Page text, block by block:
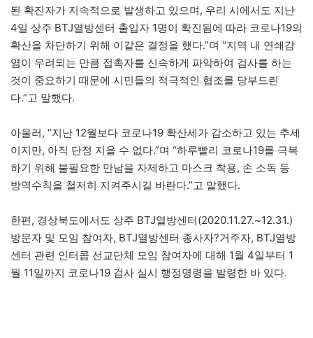
된 확진자가 지속적으로 발생하고 있으며, 우리 시에서도 지난
4일 상주 BTJ열방센터 출입자 1명이 확진됨에 따라 코로나19의
확산을 차단하기 위해 이같은 결정을 했다.”며 “지역 내 연쇄감
염이 우려되는 만큼 접촉자를 신속하게 파악하여 검사를 하는
것이 중요하기 때문에 시민들의 적극적인 협조를 당부드린
다.”고 말했다.
아울러, “지난 12월보다 코로나19 확산세가 감소하고 있는 추세
이지만, 아직 단정 지을 수 없다.”며 “하루빨리 코로나19를 극복
하기 위해 불필요한 만남을 자제하고 마스크 착용, 손 소독 등
방역수칙을 철저히 지켜주시길 바란다.”고 말했다.
한편, 경상북도에서도 상주 BTJ열방센터(2020.11.27.~12.31.)
방문자 및 모임 참여자, BTJ열방센터 종사자?거주자, BTJ열방
센터 관련 인터콥 선교단체 모임 참여자에 대해 1월 4일부터 1
월 11일까지 코로나19 검사 실시 행정명령을 발령한 바 있다.